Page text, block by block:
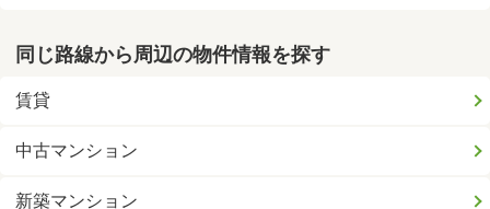
同じ路線から周辺の物件情報を探す
賃貸
中古マンション
新築マンション